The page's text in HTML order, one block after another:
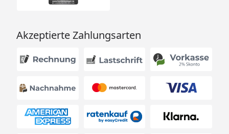
Akzeptierte Zahlungsarten